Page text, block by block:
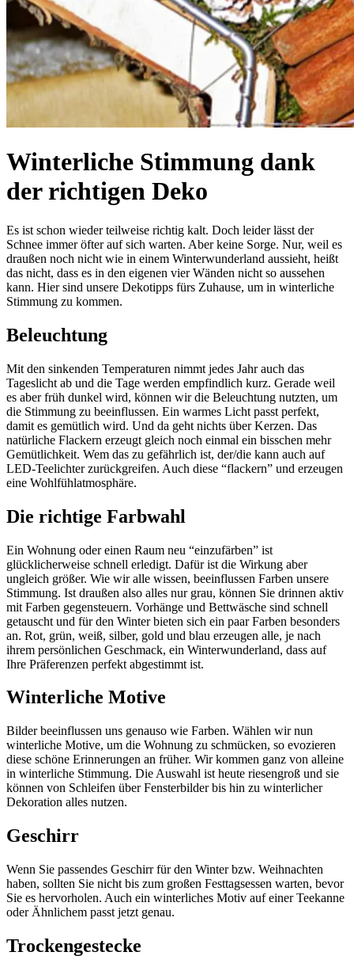
Winterliche Stimmung dank
der richtigen Deko
Es ist schon wieder teilweise richtig kalt. Doch leider lässt der
Schnee immer öfter auf sich warten. Aber keine Sorge. Nur, weil es
draußen noch nicht wie in einem Winterwunderland aussieht, heißt
das nicht, dass es in den eigenen vier Wänden nicht so aussehen
kann. Hier sind unsere Dekotipps fürs Zuhause, um in winterliche
Stimmung zu kommen.
Beleuchtung
Mit den sinkenden Temperaturen nimmt jedes Jahr auch das
Tageslicht ab und die Tage werden empfindlich kurz. Gerade weil
es aber früh dunkel wird, können wir die Beleuchtung nutzten, um
die Stimmung zu beeinflussen. Ein warmes Licht passt perfekt,
damit es gemütlich wird. Und da geht nichts über Kerzen. Das
natürliche Flackern erzeugt gleich noch einmal ein bisschen mehr
Gemütlichkeit. Wem das zu gefährlich ist, der/die kann auch auf
LED-Teelichter zurückgreifen. Auch diese “flackern” und erzeugen
eine Wohlfühlatmosphäre.
Die richtige Farbwahl
Ein Wohnung oder einen Raum neu “einzufärben” ist
glücklicherweise schnell erledigt. Dafür ist die Wirkung aber
ungleich größer. Wie wir alle wissen, beeinflussen Farben unsere
Stimmung. Ist draußen also alles nur grau, können Sie drinnen aktiv
mit Farben gegensteuern. Vorhänge und Bettwäsche sind schnell
getauscht und für den Winter bieten sich ein paar Farben besonders
an. Rot, grün, weiß, silber, gold und blau erzeugen alle, je nach
ihrem persönlichen Geschmack, ein Winterwunderland, dass auf
Ihre Präferenzen perfekt abgestimmt ist.
Winterliche Motive
Bilder beeinflussen uns genauso wie Farben. Wählen wir nun
winterliche Motive, um die Wohnung zu schmücken, so evozieren
diese schöne Erinnerungen an früher. Wir kommen ganz von alleine
in winterliche Stimmung. Die Auswahl ist heute riesengroß und sie
können von Schleifen über Fensterbilder bis hin zu winterlicher
Dekoration alles nutzen.
Geschirr
Wenn Sie passendes Geschirr für den Winter bzw. Weihnachten
haben, sollten Sie nicht bis zum großen Festtagsessen warten, bevor
Sie es hervorholen. Auch ein winterliches Motiv auf einer Teekanne
oder Ähnlichem passt jetzt genau.
Trockengestecke